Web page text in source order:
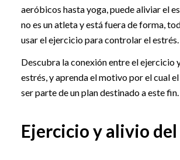
aeróbicos hasta yoga, puede aliviar el
no es un atleta y está fuera de forma,
usar el ejercicio para controlar el estrés.
Descubra la conexión entre el ejercicio
estrés, y aprenda el motivo por el cual
ser parte de un plan destinado a este fin.
Ejercicio y alivio